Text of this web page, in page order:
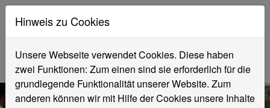
Hinweis zu Cookies
Unsere Webseite verwendet Cookies. Diese haben
zwei Funktionen: Zum einen sind sie erforderlich für die
grundlegende Funktionalität unserer Website. Zum
anderen können wir mit Hilfe der Cookies unsere Inhalte